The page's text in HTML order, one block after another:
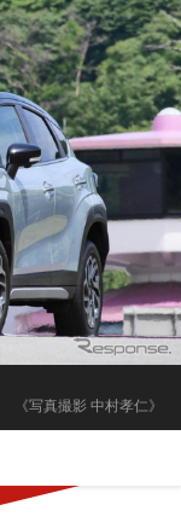
《写真撮影 中村孝仁》